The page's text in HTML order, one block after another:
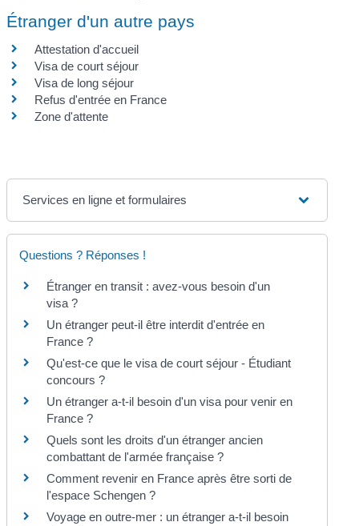
Étranger d'un autre pays
Attestation d'accueil
Visa de court séjour
Visa de long séjour
Refus d'entrée en France
Zone d'attente
Services en ligne et formulaires
Questions ? Réponses !
Étranger en transit : avez-vous besoin d'un
visa ?
Un étranger peut-il être interdit d'entrée en
France ?
Qu'est-ce que le visa de court séjour - Étudiant
concours ?
Un étranger a-t-il besoin d'un visa pour venir en
France ?
Quels sont les droits d'un étranger ancien
combattant de l'armée française ?
Comment revenir en France après être sorti de
l'espace Schengen ?
Voyage en outre-mer : un étranger a-t-il besoin